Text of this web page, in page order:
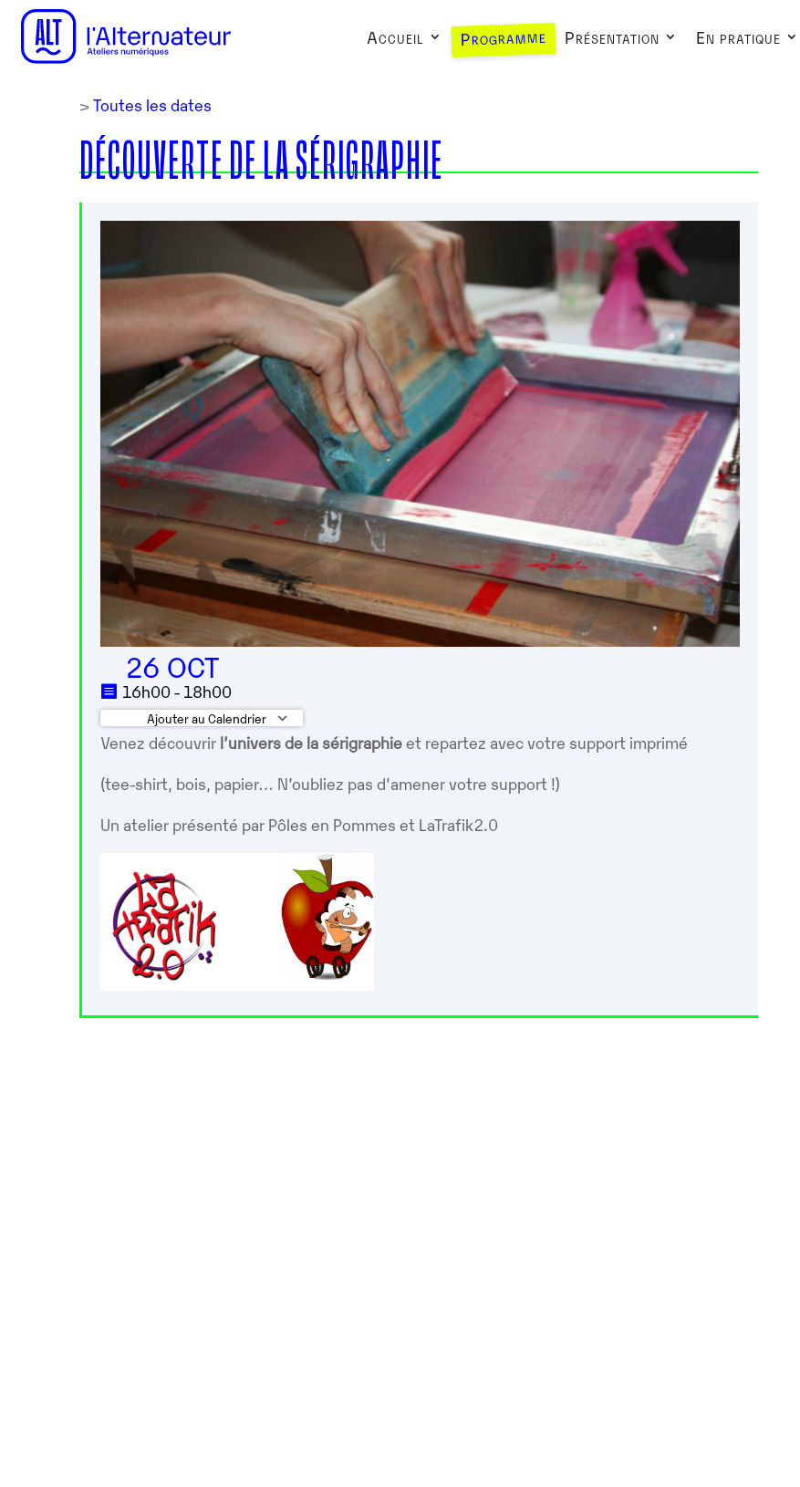
Accueil Programme Présentation En pratique
> Toutes les dates
DÉCOUVERTE DE LA SÉRIGRAPHIE
26 OCT
16h00 - 18h00
Ajouter au Calendrier
Télécharger ICS Calendrier Google iCalendar
Venez découvrir l’univers de la sérigraphieet repartez avec votre support imprimé
(tee-shirt, bois, papier… N’oubliez pas d’amener votre support !)
Un atelier présenté par Pôles en Pommes et LaTrafik2.0